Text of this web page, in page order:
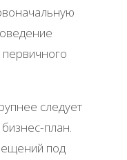
первичного
следует
план.
под